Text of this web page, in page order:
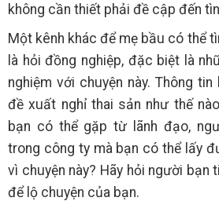
không cần thiết phải đề cập đến
Một kênh khác để mẹ bầu có thể
là hỏi đồng nghiệp, đặc biệt là
nghiệm với chuyện này. Thông
đề xuất nghỉ thai sản như thế
bạn có thể gặp từ lãnh đạo,
trong công ty mà bạn có thể lấy
vì chuyện này? Hãy hỏi người bạn
để lộ chuyện của bạn.